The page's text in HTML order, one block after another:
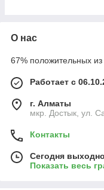
О нас
67% положительных из
Работает с
г. Алматы
мкр. Достык, ул.
Контакты
Сегодня
Показать весь